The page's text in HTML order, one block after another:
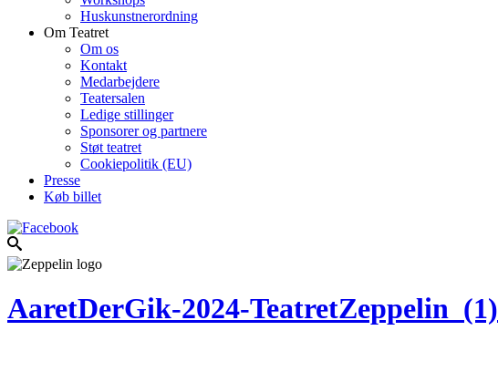
Huskunstnerordning
Om Teatret
Om os
Kontakt
Medarbejdere
Teatersalen
Ledige stillinger
Sponsorer og partnere
Støt teatret
Cookiepolitik (EU)
Presse
Køb billet
AaretDerGik-2024-TeatretZeppelin_(1)